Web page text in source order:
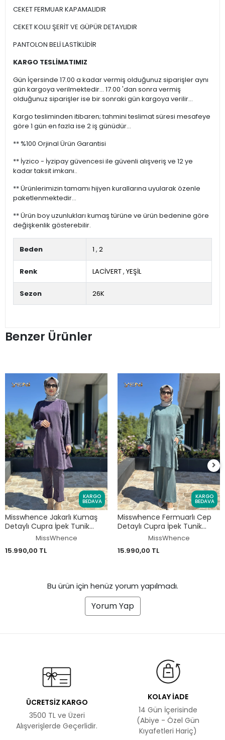
CEKET FERMUAR KAPAMALIDIR
CEKET KOLU ŞERİT VE GÜPÜR DETAYLIDIR
PANTOLON BELİ LASTİKLİDİR
KARGO TESLİMATIMIZ
Gün İçersinde 17.00 a kadar vermiş olduğunuz siparişler aynı
gün kargoya verilmektedir... 17.00 'dan sonra vermiş
olduğunuz siparişler ise bir sonraki gün kargoya verilir...
Kargo tesliminden itibaren; tahmini teslimat süresi mesafeye
göre 1 gün en fazla ise 2 iş günüdür...
** %100 Orjinal Ürün Garantisi
** İyzico - İyzipay güvencesi ile güvenli alışveriş ve 12 ye
kadar taksit imkanı..
** Ürünlerimizin tamamı hijyen kurallarına uyularak özenle
paketlenmektedir...
** Ürün boy uzunlukları kumaş türüne ve ürün bedenine göre
değişkenlik gösterebilir.
Beden 1 , 2
Renk LACİVERT, YEŞİL
Sezon 26K
Benzer Ürünler
KARGO
BEDAVA
Misswhence Jakarlı Kumaş
Detaylı Cupra İpek Tunik
Pantolon Takım 39014
MissWhence
15.990,00 TL
KARGO
BEDAVA
Misswhence Fermuarlı Cep
Detaylı Cupra İpek Tunik
Pantolon Takım 39025
MissWhence
15.990,00 TL
Bu ürün için henüz yorum yapılmadı.
Yorum Yap
ÜCRETSİZ KARGO
3500 TL ve Üzeri
Alışverişlerde Geçerlidir.
KOLAY İADE
14 Gün İçerisinde
(Abiye - Özel Gün
Kıyafetleri Hariç)